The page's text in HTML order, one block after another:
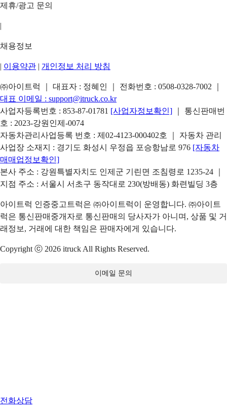
제휴/광고 문의
|
채용정보
| 이용약관 | 개인정보 처리 방침
㈜아이트럭 ｜ 대표자 : 정혜인 ｜ 전화번호 : 0508-0328-7002
대표 이메일 : support@itruck.co.kr
사업자등록번호 : 853-87-01781 [사업자정보확인]
｜ 통신판매번
호 : 2023-강원인제-0074
자동차관리사업등록 번호 : 제02-4123-000402호 ｜ 자동차 관리
사업장 소재지 : 경기도 화성시 우정읍 포승항남로 976 [자동차
매매업정보확인]
본사 주소 : 강원특별자치도 인제군 기린면 조침령로 1235-24 ｜
지점 주소 : 서울시 서초구 동작대로 230(방배동) 화련빌딩 3층
아이트럭 인증중고트럭은 ㈜아이트럭이 운영합니다. ㈜아이트
럭은 통신판매중개자로 통신판매의 당사자가 아니며, 상품 및 거
래정보, 거래에 대한 책임은 판매자에게 있습니다.
Copyright ⓒ 2026 itruck All Rights Reserved.
이메일 문의
전화상담